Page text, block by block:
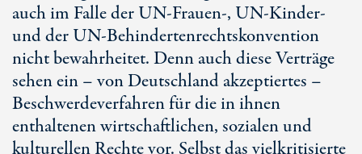
auch im Falle der UN-Frauen-, UN-Kinder-
und der UN-Behindertenrechtskonvention
nicht bewahrheitet. Denn auch diese Verträge
sehen ein – von Deutschland akzeptiertes –
Beschwerdeverfahren für die in ihnen
enthaltenen wirtschaftlichen, sozialen und